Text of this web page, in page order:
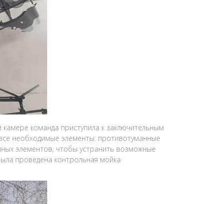
команда приступила к заключительным
необходимые элементы: противотуманные
элементов, чтобы устранить возможные
проведена контрольная мойка